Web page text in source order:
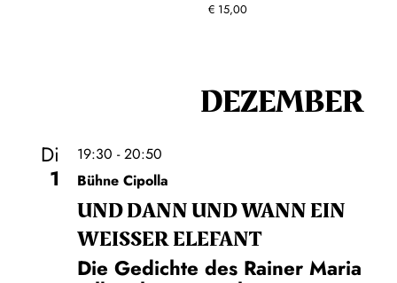
€ 15,00
DEZEMBER
Di
1
19:30 - 20:50
Bühne Cipolla
UND DANN UND WANN EIN
WEISSER ELEFANT
Die Gedichte des Rainer Maria